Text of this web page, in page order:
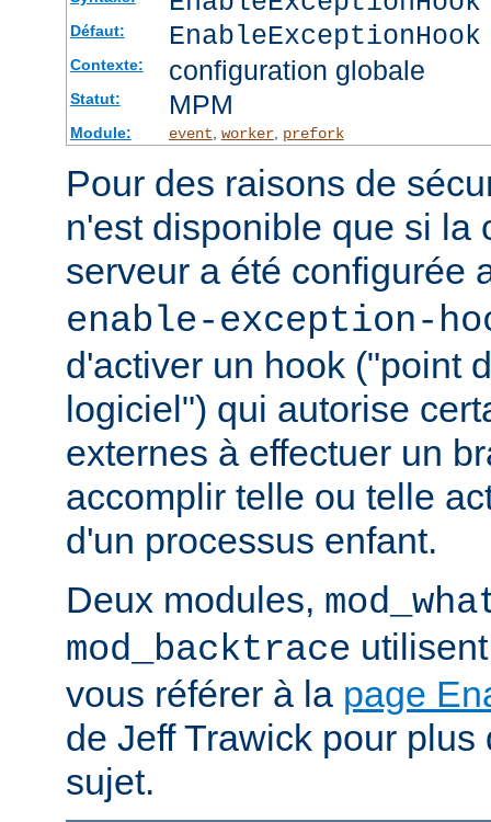
Défaut:
Contexte: configuration globale
Statut: MPM
Module: event worker, prefork
Pour des raisons de
n'est disponible que si la
serveur a été configurée
enable-exception-
d'activer un hook ("point
logiciel") qui autorise
externes à effectuer un
accomplir telle ou telle
d'un processus enfant.
Deux modules,
mod_backtrace
vous référer à la page
de Jeff Trawick pour
sujet.